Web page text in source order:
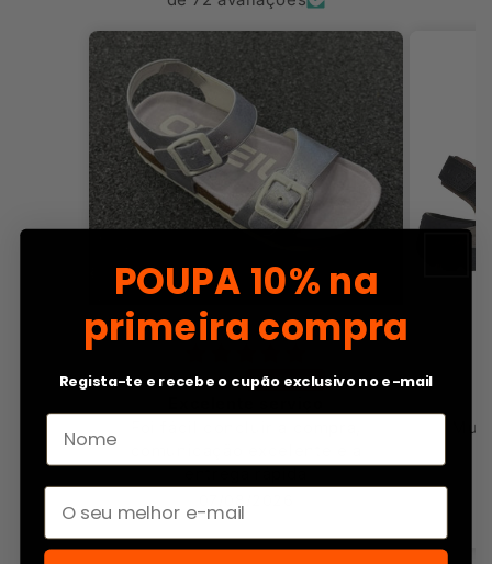
Anônimo
excelente e a
entrega rápida
Anônimo
Muito bom e chegou
POUPA 10% na
primeira compra
Regista-te e recebe o cupão exclusivo no e-mail
Email